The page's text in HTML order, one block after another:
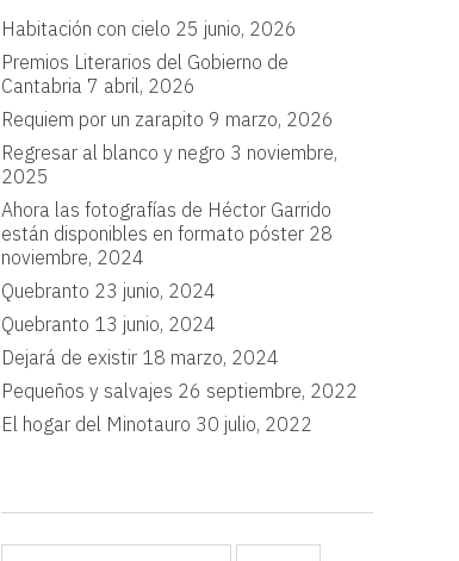
Habitación con cielo 25 junio, 2026
Premios Literarios del Gobierno de
Cantabria 7 abril, 2026
Requiem por un zarapito 9 marzo, 2026
Regresar al blanco y negro 3 noviembre,
2025
Ahora las fotografías de Héctor Garrido
están disponibles en formato póster 28
noviembre, 2024
Quebranto 23 junio, 2024
Quebranto 13 junio, 2024
Dejará de existir 18 marzo, 2024
Pequeños y salvajes 26 septiembre, 2022
El hogar del Minotauro 30 julio, 2022